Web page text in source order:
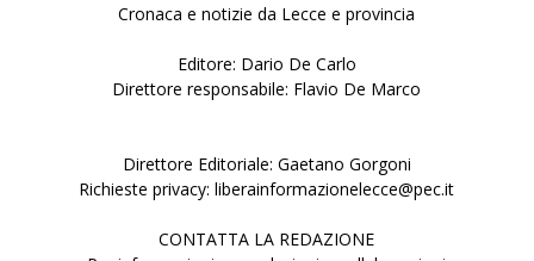
Cronaca e notizie da Lecce e provincia
Editore: Dario De Carlo
Direttore responsabile: Flavio De Marco
Direttore Editoriale: Gaetano Gorgoni
Richieste privacy: liberainformazionelecce@pec.it
CONTATTA LA REDAZIONE